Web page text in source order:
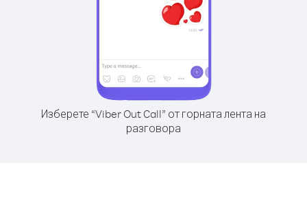
Изберете “Viber Out Call” от горната лента на
разговора